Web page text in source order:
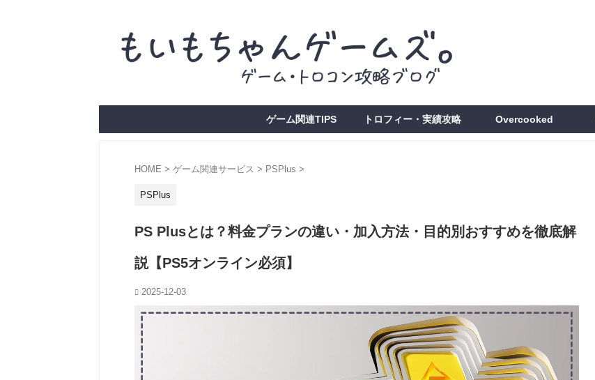
ゲーム関連TIPS トロフィー・実績攻略 Overcooked
HOME > ゲーム関連サービス > PSPlus >
PSPlus
PS Plusとは？料金プランの違い・加入方法・目的別おすすめを徹底解
説【PS5オンライン必須】
2025-12-03